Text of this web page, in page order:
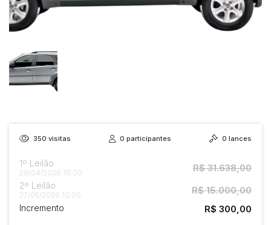
350 visitas 0 participantes 0 lances
1º Leilão
29/04/2026 10:00 R$ 31.638,00
2º Leilão
27/05/2026 10:00 R$ 15.000,00
Incremento R$ 300,00